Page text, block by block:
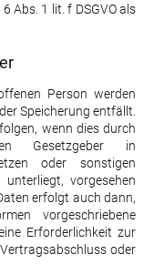
Abs. 1 lit. f DSGVO als
Person werden
Speicherung entfällt.
wenn dies durch
Gesetzgeber in
oder sonstigen
vorgesehen
erfolgt auch dann,
vorgeschriebene
Erforderlichkeit zur
oder